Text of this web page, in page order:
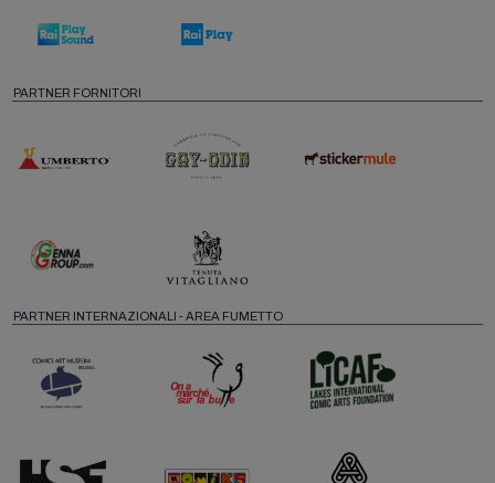
PARTNER FORNITORI
PARTNER INTERNAZIONALI - AREA FUMETTO